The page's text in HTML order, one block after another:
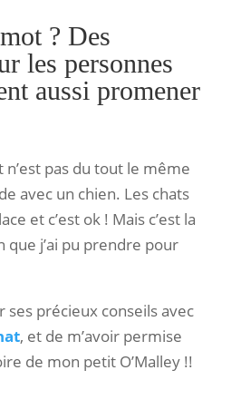
? Des
les personnes
aussi promener
pas du tout le même
avec un chien. Les chats
et c’est ok ! Mais c’est la
que j’ai pu prendre pour
ses précieux conseils avec
, et de m’avoir permise
de mon petit O’Malley !!